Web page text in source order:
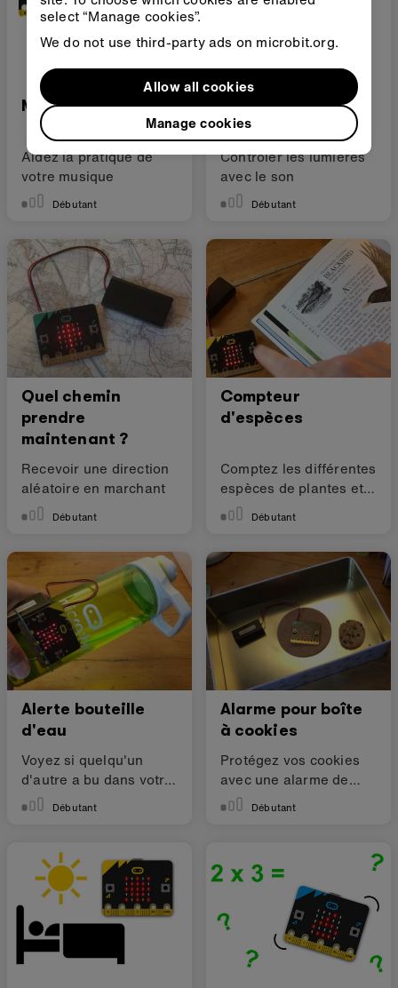
Métronome
Aidez la pratique de
votre musique
Débutant
Applaudir et
allumer la lumière
Contrôler les lumières
avec le son
Débutant
Quel chemin
prendre
maintenant ?
Recevoir une direction
aléatoire en marchant
Débutant
Compteur
d'espèces
Comptez les différentes
espèces de plantes et
d'animaux.
Débutant
Alerte bouteille
d'eau
Voyez si quelqu'un
d'autre a bu dans votre
bouteille.Débutant
Alarme pour boîte
à cookies
Protégez vos cookies
avec une alarme de
capteur de lumière.
Débutant
select “Manage cookies”.
We do not use third-party ads on microbit.org.
Manage cookies
Allow all cookies